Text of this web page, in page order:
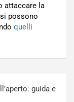
attaccare la
possono
quelli
guida e